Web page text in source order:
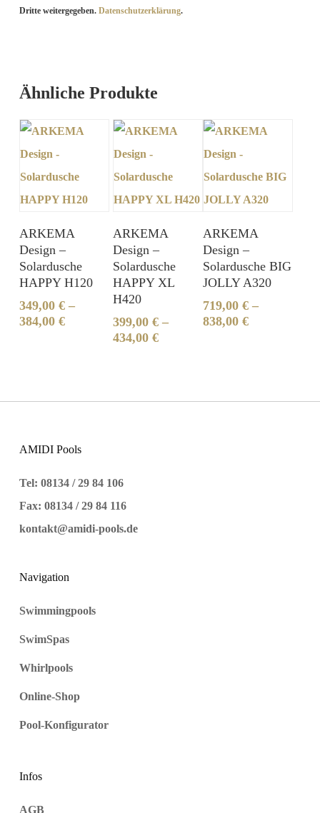
Dritte weitergegeben. Datenschutzerklärung.
Ähnliche Produkte
ARKEMA
Design –
Solardusche
HAPPY H120
349,00 €–
384,00 €
ARKEMA
Design –
Solardusche
HAPPY XL
H420
399,00€ –
434,00€
ARKEMA
Design –
Solardusche BIG
JOLLY A320
719,00€ –
838,00€
AMIDI Pools
Tel: 08134 / 29 84 106
Fax: 08134 / 29 84 116
kontakt@amidi-pools.de
Navigation
Swimmingpools
SwimSpas
Whirlpools
Online-Shop
Pool-Konfigurator
Infos
AGB